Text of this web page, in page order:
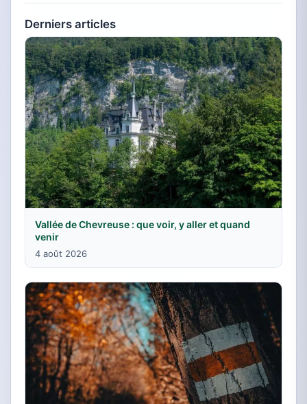
Derniers articles
Vallée de Chevreuse : que voir, y aller et quand
venir
4 août 2026